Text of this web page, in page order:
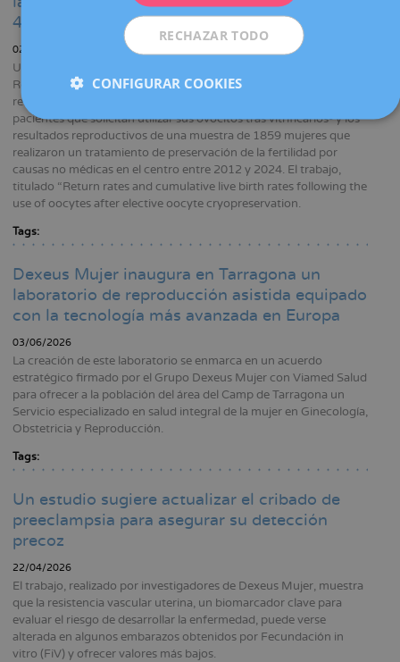
40 años sin recurrir a la donación
02/07/2026
Un grupo de investigadores del Servicio de Medicina de la
Reproducción de Dexeus Mujer ha realizado un amplio estudio
retrospectivo que analiza cuál es la tasa de retorno -porcentaje de
pacientes que solicitan utilizar sus ovocitos tras vitrificarlos- y los
resultados reproductivos de una muestra de 1859 mujeres que
realizaron un tratamiento de preservación de la fertilidad por
causas no médicas en el centro entre 2012 y 2024. El trabajo,
titulado “Return rates and cumulative live birth rates following the
use of oocytes after elective oocyte cryopreservation.
Tags:
Dexeus Mujer inaugura en Tarragona un
laboratorio de reproducción asistida equipado
con la tecnología más avanzada en Europa
03/06/2026
La creación de este laboratorio se enmarca en un acuerdo
estratégico firmado por el Grupo Dexeus Mujer con Viamed Salud
para ofrecer a la población del área del Camp de Tarragona un
Servicio especializado en salud integral de la mujer en Ginecología,
Obstetricia y Reproducción.
Tags:
Un estudio sugiere actualizar el cribado de
preeclampsia para asegurar su detección
precoz
22/04/2026
El trabajo, realizado por investigadores de Dexeus Mujer, muestra
que la resistencia vascular uterina, un biomarcador clave para
evaluar el riesgo de desarrollar la enfermedad, puede verse
alterada en algunos embarazos obtenidos por Fecundación in
vitro (FiV) y ofrecer valores más bajos.
RECHAZAR TODO
CONFIGURAR COOKIES